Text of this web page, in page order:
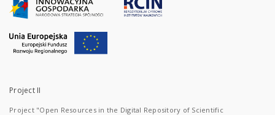
Project II
Project "Open Resources in the Digital Repository of Scientific